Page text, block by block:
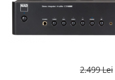
2.499 Lei